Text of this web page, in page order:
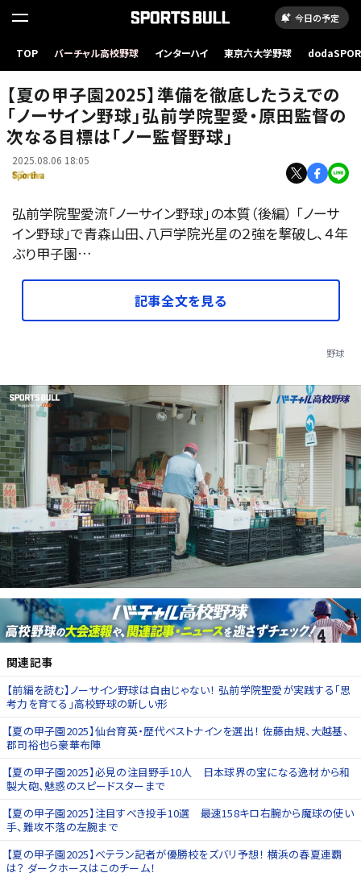
今日の予定
TOP バーチャル高校野球 インターハイ 東京六大学野球
【夏の甲子園2025】準備を徹底したうえでの
「ノーサイン野球」弘前学院聖愛・原田監督の
次なる目標は「ノー監督野球」
2025.08.06 18:05
弘前学院聖愛流「ノーサイン野球」の本質（後編） 「ノーサ
イン野球」で青森山田、八戸学院光星の２強を撃破し、４年
ぶり甲子園…
記事全文を見る
野球
関連記事
【前編を読む】ノーサイン野球は自由じゃない！ 弘前学院聖愛が実践する「思
考力を育てる」高校野球の新しい形
【夏の甲子園2025】仙台育英・歴代ベストナインを選出！ 佐藤由規、大越基、
郡司裕也ら豪華布陣
【夏の甲子園2025】必見の注目野手10人 日本球界の宝になる逸材から和
製大砲、魅惑のスピードスターまで
【夏の甲子園2025】注目すべき投手10選 最速158キロ右腕から魔球の使い
手、難攻不落の左腕まで
【夏の甲子園2025】ベテラン記者が優勝校をズバリ予想！ 横浜の春夏連覇
は？ ダークホースはこのチーム！